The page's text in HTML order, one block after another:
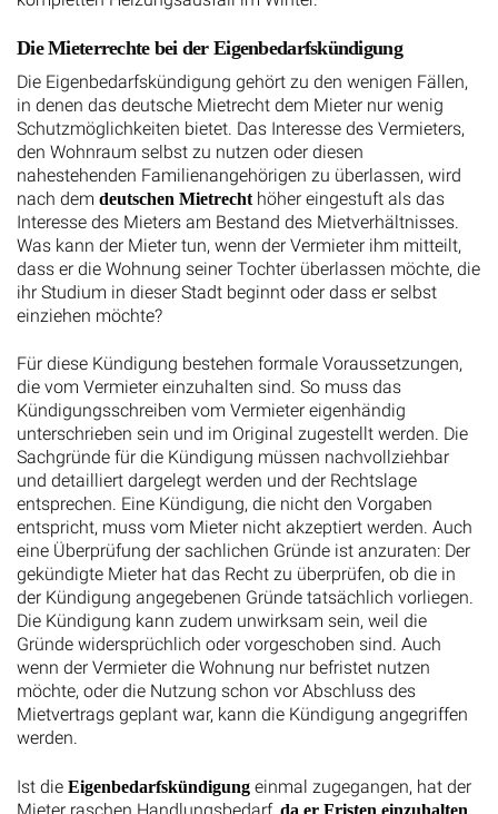
Die Mieterrechte bei der Eigenbedarfskündigung
Die Eigenbedarfskündigung gehört zu den wenigen Fällen,
in denen das deutsche Mietrecht dem Mieter nur wenig
Schutzmöglichkeiten bietet. Das Interesse des Vermieters,
den Wohnraum selbst zu nutzen oder diesen
nahestehenden Familienangehörigen zu überlassen, wird
nach demdeutschen Mietrechthöher eingestuft als das
Interesse des Mieters am Bestand des Mietverhältnisses.
Was kann der Mieter tun, wenn der Vermieter ihm mitteilt,
dass er die Wohnung seiner Tochter überlassen möchte, die
ihr Studium in dieser Stadt beginnt oder dass er selbst
einziehen möchte?
Für diese Kündigung bestehen formale Voraussetzungen,
die vom Vermieter einzuhalten sind. So muss das
Kündigungsschreiben vom Vermieter eigenhändig
unterschrieben sein und im Original zugestellt werden. Die
Sachgründe für die Kündigung müssen nachvollziehbar
und detailliert dargelegt werden und der Rechtslage
entsprechen. Eine Kündigung, die nicht den Vorgaben
entspricht, muss vom Mieter nicht akzeptiert werden. Auch
eine Überprüfung der sachlichen Gründe ist anzuraten: Der
gekündigte Mieter hat das Recht zu überprüfen, ob die in
der Kündigung angegebenen Gründe tatsächlich vorliegen.
Die Kündigung kann zudem unwirksam sein, weil die
Gründe widersprüchlich oder vorgeschoben sind. Auch
wenn der Vermieter die Wohnung nur befristet nutzen
möchte, oder die Nutzung schon vor Abschluss des
Mietvertrags geplant war, kann die Kündigung angegriffen
werden.
Ist die Eigenbedarfskündigung
einmal zugegangen, hat der
Mieter raschen Handlungsbedarf,da er Fristen einzuhalten